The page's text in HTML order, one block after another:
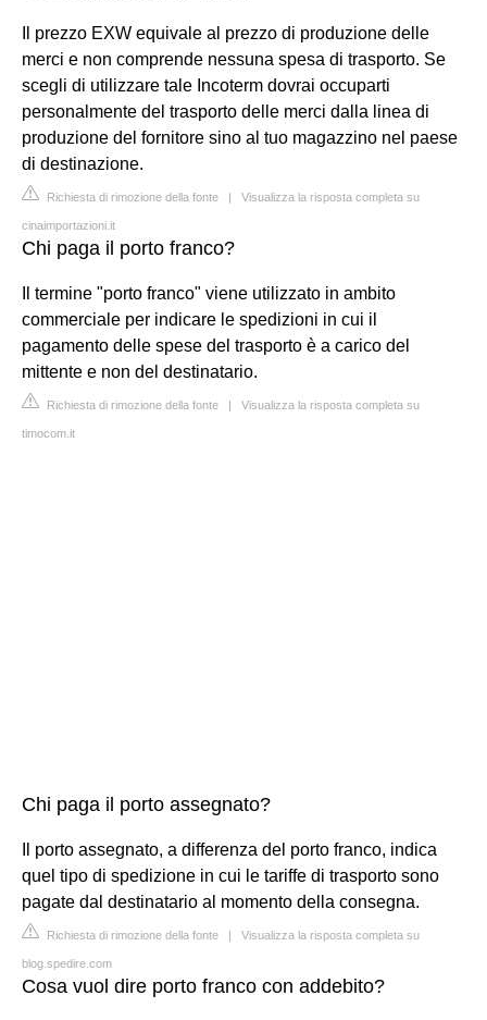
Il prezzo EXW equivale al prezzo di produzione delle
merci e non comprende nessuna spesa di trasporto. Se
scegli di utilizzare tale Incoterm dovrai occuparti
personalmente del trasporto delle merci dalla linea di
produzione del fornitore sino al tuo magazzino nel paese
di destinazione.
Richiesta di rimozione della fonte | Visualizza la risposta completa su
cinaimportazioni.it
Chi paga il porto franco?
Il termine "porto franco" viene utilizzato in ambito
commerciale per indicare le spedizioni in cui il
pagamento delle spese del trasporto è a carico del
mittente e non del destinatario.
Richiesta di rimozione della fonte | Visualizza la risposta completa su
timocom.it
Chi paga il porto assegnato?
Il porto assegnato, a differenza del porto franco, indica
quel tipo di spedizione in cui le tariffe di trasporto sono
pagate dal destinatario al momento della consegna.
Richiesta di rimozione della fonte | Visualizza la risposta completa su
blog.spedire.com
Cosa vuol dire porto franco con addebito?